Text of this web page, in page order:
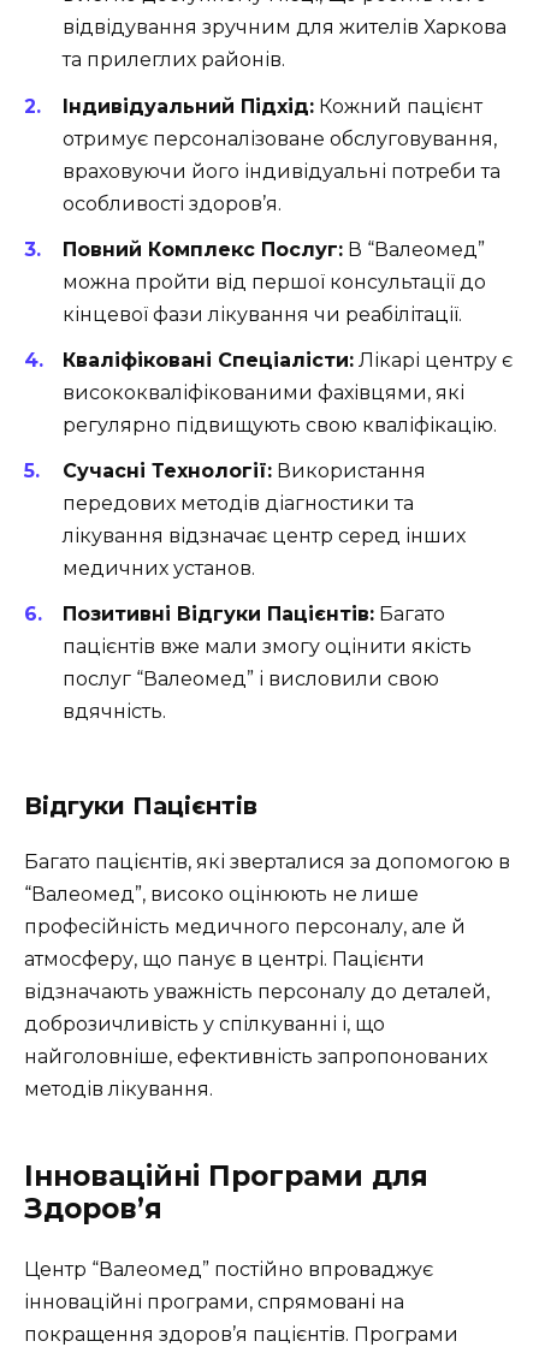
відвідування зручним для жителів Харкова
та прилеглих районів.
Індивідуальний Підхід: Кожний пацієнт
отримує персоналізоване обслуговування,
враховуючи його індивідуальні потреби та
особливості здоров’я.
Повний Комплекс Послуг: В “Валеомед”
можна пройти від першої консультації до
кінцевої фази лікування чи реабілітації.
Кваліфіковані Спеціалісти: Лікарі центру є
висококваліфікованими фахівцями, які
регулярно підвищують свою кваліфікацію.
Сучасні Технології: Використання
передових методів діагностики та
лікування відзначає центр серед інших
медичних установ.
Позитивні Відгуки Пацієнтів: Багато
пацієнтів вже мали змогу оцінити якість
послуг “Валеомед” і висловили свою
вдячність.
Відгуки Пацієнтів
Багато пацієнтів, які зверталися за допомогою в
“Валеомед”, високо оцінюють не лише
професійність медичного персоналу, але й
атмосферу, що панує в центрі. Пацієнти
відзначають уважність персоналу до деталей,
доброзичливість у спілкуванні і, що
найголовніше, ефективність запропонованих
методів лікування.
Інноваційні Програми для
Здоров’я
Центр “Валеомед” постійно впроваджує
інноваційні програми, спрямовані на
покращення здоров’я пацієнтів. Програми